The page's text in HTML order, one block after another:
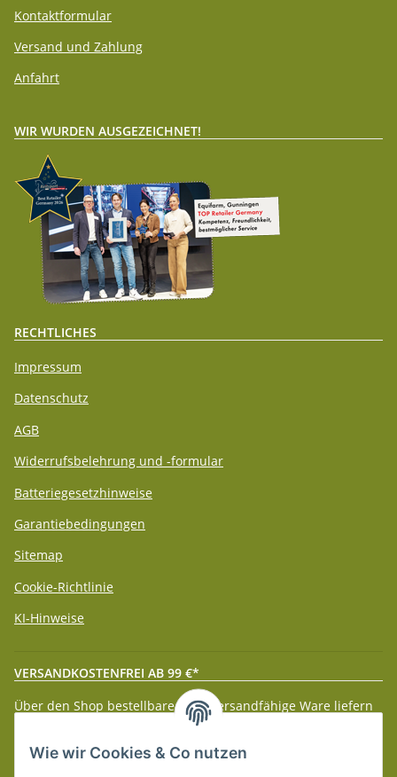
Kontaktformular
Versand und Zahlung
Anfahrt
WIR WURDEN AUSGEZEICHNET!
RECHTLICHES
Impressum
Datenschutz
AGB
Widerrufsbelehrung und -formular
Batteriegesetzhinweise
Garantiebedingungen
Sitemap
Cookie-Richtlinie
KI-Hinweise
VERSANDKOSTENFREI AB 99 €*
Über den Shop bestellbare paketversandfähige Ware liefern
wir innerhalb Deutschland (Festland) ab 99 € * Warenwert
versandkostenfrei.
Wie wir Cookies & Co nutzen